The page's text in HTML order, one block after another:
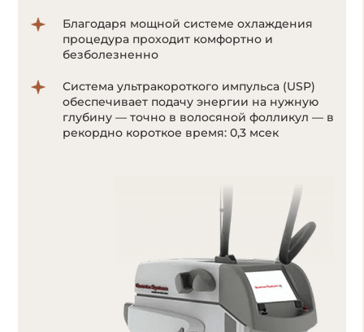
Благодаря мощной системе охлаждения
процедура проходит комфортно и
безболезненно
Система ультракороткого импульса (USP)
обеспечивает подачу энергии на нужную
глубину — точно в волосяной фолликул — в
рекордно короткое время: 0,3 мсек